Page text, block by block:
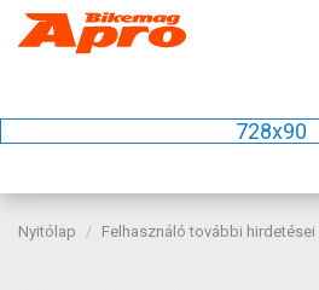
728x90
Nyitólap Felhasználó további hirdetései